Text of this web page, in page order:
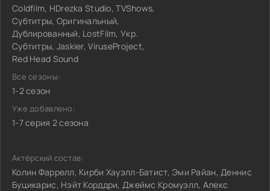
Coldfilm, HDrezka Studio, TVShows,
Субтитры, Оригинальный,
Дублированный, LostFilm, Укр.
Субтитры, Jaskier, ViruseProject,
Red Head Sound
Все сезоны:
1-2 сезон
Уже добавлено:
1-7 серия 2 сезона
Актёрский состав:
Колин Фаррелл, Кирби Хауэлл-Батист, Эми Райан, Деннис
Буцикарис, Нэйт Корддри, Джеймс Кромуэлл, Алекс